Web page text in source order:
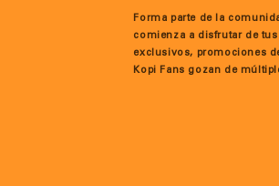
Forma parte de la
comienza a disfrutar de
exclusivos, promociones
Kopi Fans gozan de